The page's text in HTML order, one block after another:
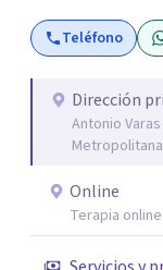
cambio, estaré
escribirme para
Teléfono
Dirección
Antonio
Metropolitana
Online
Terapia online